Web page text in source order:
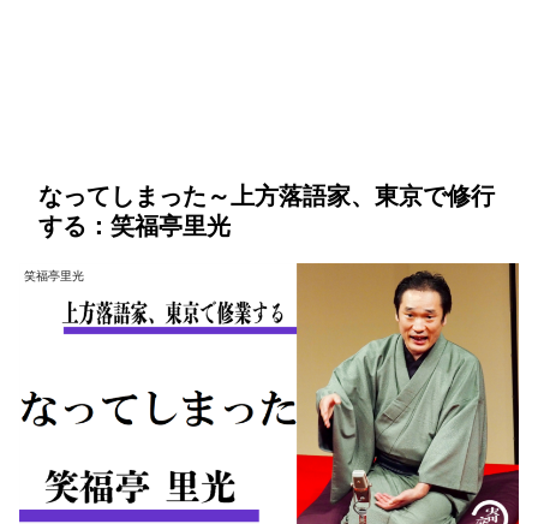
なってしまった～上方落語家、東京で修行
する：笑福亭里光
笑福亭里光